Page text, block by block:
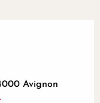
Avignon